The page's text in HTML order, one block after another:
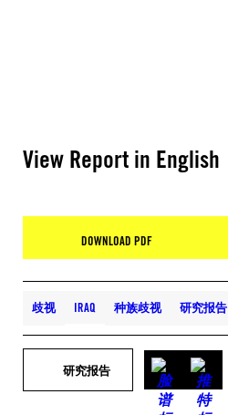
View Report in English
DOWNLOAD PDF
歧视 IRAQ 种族歧视 研究报告
研究报告